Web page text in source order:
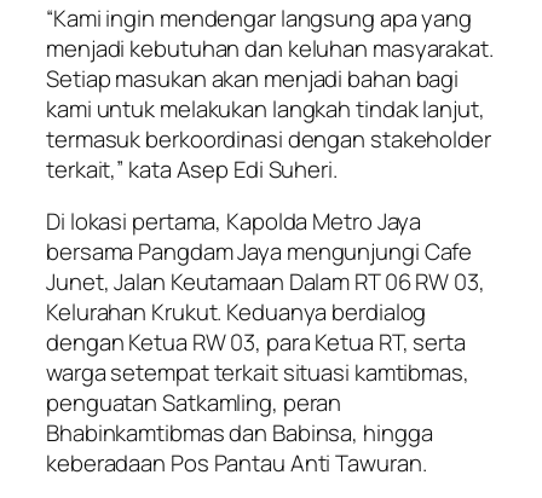
“Kami ingin mendengar langsung apa yang
menjadi kebutuhan dan keluhan masyarakat.
Setiap masukan akan menjadi bahan bagi
kami untuk melakukan langkah tindak lanjut,
termasuk berkoordinasi dengan stakeholder
terkait,” kata Asep Edi Suheri.
Di lokasi pertama, Kapolda Metro Jaya
bersama Pangdam Jaya mengunjungi Cafe
Junet, Jalan Keutamaan Dalam RT 06 RW 03,
Kelurahan Krukut. Keduanya berdialog
dengan Ketua RW 03, para Ketua RT, serta
warga setempat terkait situasi kamtibmas,
penguatan Satkamling, peran
Bhabinkamtibmas dan Babinsa, hingga
keberadaan Pos Pantau Anti Tawuran.